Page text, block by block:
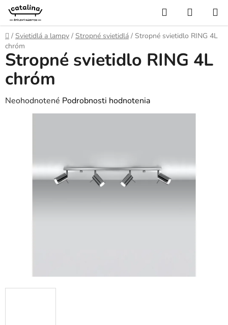
Prejsť
obsah
Hľadať
KOŠÍK
Domov
/ Svietidlá a lampy / Stropné svietidlá / Stropné svietidlo RING 4L
chróm
Stropné svietidlo RING 4L
chróm
Priemerné
hodnotenie
Neohodnotené Podrobnosti hodnotenia